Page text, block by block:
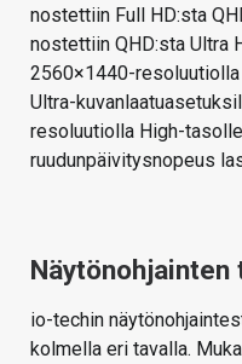
nostettiin Full HD:sta
nostettiin QHD:sta Ultra
2560×1440-
Ultra-
resoluutiolla High-
ruudunpäivitysnopeus
io-techin
kolmella eri tavalla.